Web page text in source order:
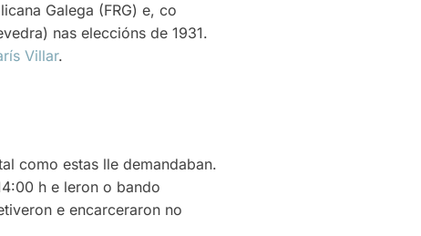
Galega (FRG) e, co
nas eleccións de 1931.
Villar.
como estas lle demandaban.
h e leron o bando
e encarceraron no